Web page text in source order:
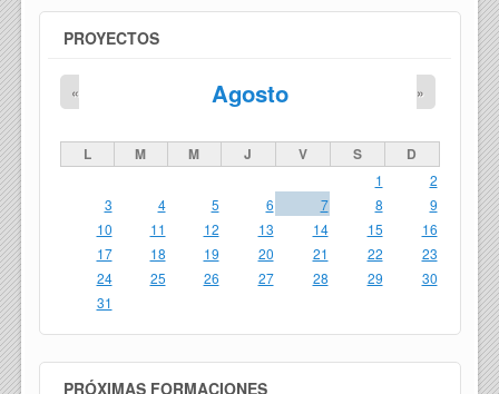
PROYECTOS
Agosto
« »
L M M J V S D
1
2
3
4 5 6 7 8
9
10
11 12 13 14 15
16
17
18 19 20 21 22
23
24
25 26 27 28 29
30
31
PRÓXIMAS FORMACIONES